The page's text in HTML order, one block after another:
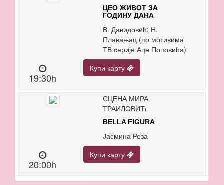
ЦЕО ЖИВОТ ЗА
ГОДИНУ ДАНА
В. Давидовић; Н.
Плавањац (по мотивима
ТВ серије Аце Поповића)
19:30h
Купи карту
СЦЕНА МИРА
ТРАИЛОВИЋ
BELLA FIGURA
Јасмина Реза
20:00h
Купи карту